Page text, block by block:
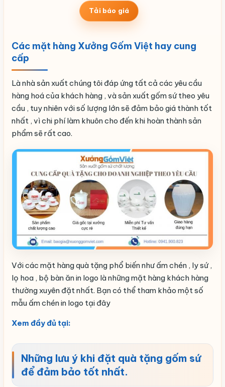
Tải báo giá
Các mặt hàng Xưởng Gốm Việt hay cung
cấp
Là nhà sản xuất chúng tôi đáp ứng tất cả các yêu cầu
hàng hoá của khách hàng , và sản xuất gốm sứ theo yêu
cầu , tuy nhiên với số lượng lớn sẽ đảm bảo giá thành tốt
nhất , vì chi phí làm khuôn cho đến khi hoàn thành sản
phẩm sẽ rất cao.
Với các mặt hàng quà tặng phổ biến như ấm chén , ly sứ ,
lọ hoa , bộ bàn ăn in logo là những mặt hàng khách hàng
thường xuyên đặt nhất. Bạn có thể tham khảo một số
mẫu ấm chén in logo tại đây
Xem đầy đủ tại:
Những lưu ý khi đặt quà tặng gốm sứ
để đảm bảo tốt nhất.